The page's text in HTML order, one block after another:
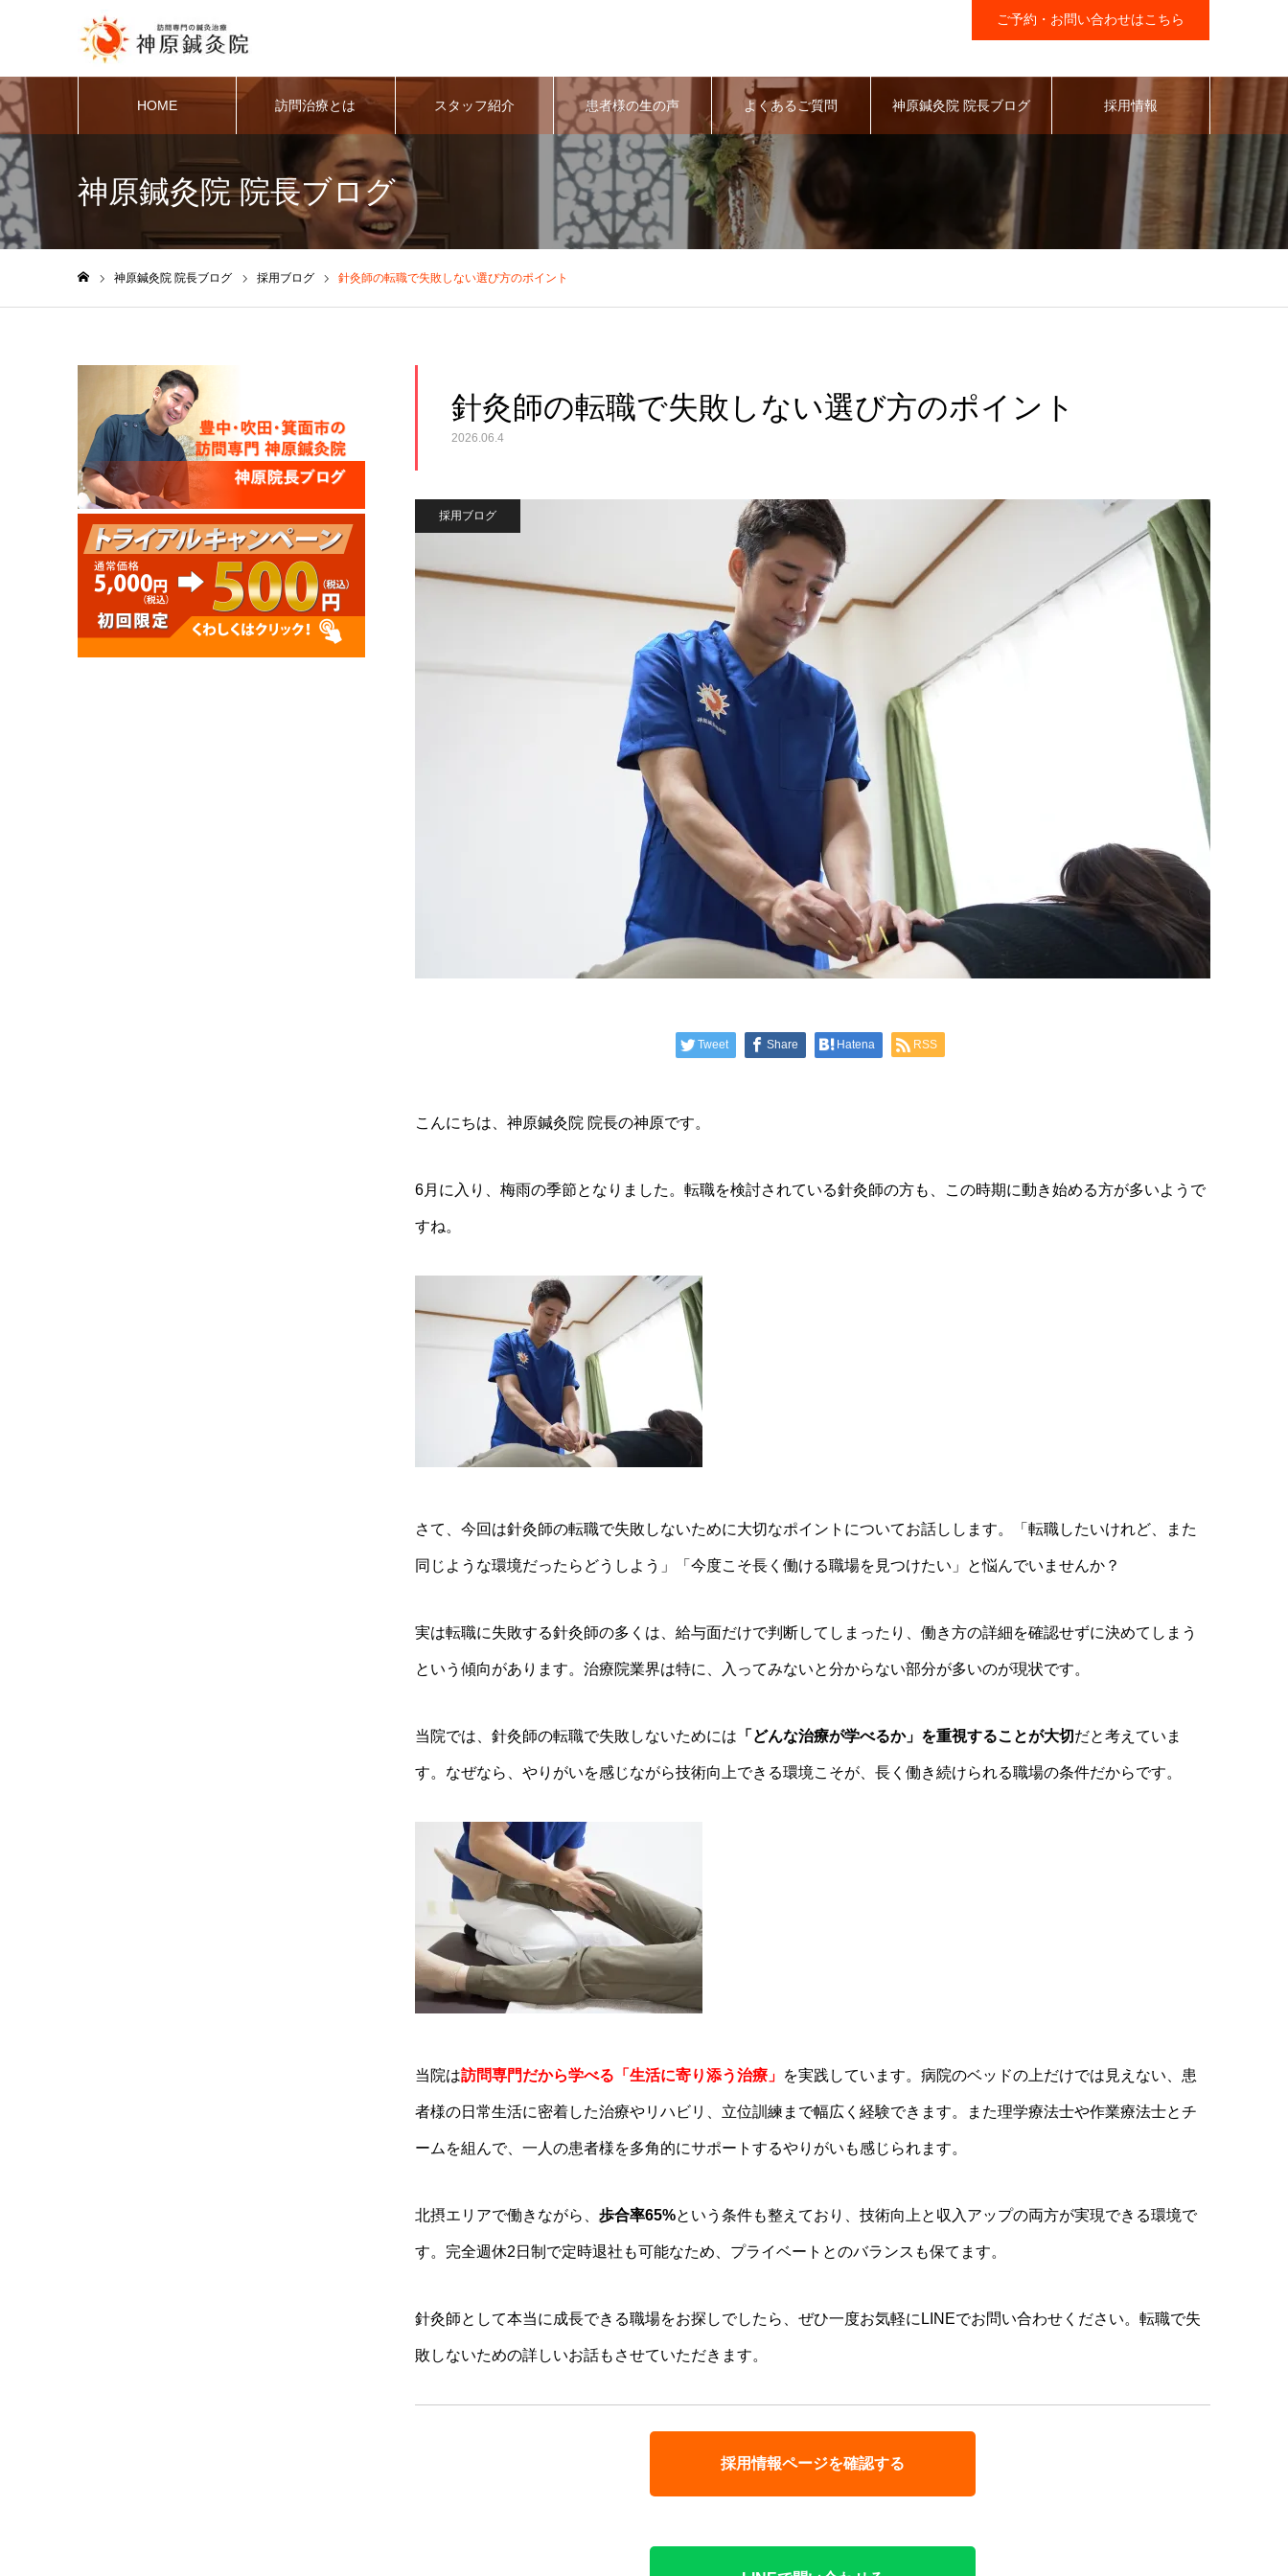
ご予約・お問い合わせはこちら
HOME 訪問治療とは スタッフ紹介 患者様の生の声 よくあるご質問 神原鍼灸院 院長ブログ 採用情報
神原鍼灸院 院長ブログ
神原鍼灸院 院長ブログ 採用ブログ 針灸師の転職で失敗しない選び方のポイント
針灸師の転職で失敗しない選び方のポイント
2026.06.4
採用ブログ
Tweet Share Hatena RSS
こんにちは、神原鍼灸院 院長の神原です。
6月に入り、梅雨の季節となりました。転職を検討されている針灸師の方も、この時期に動き始める方が多いようで
すね。
さて、今回は針灸師の転職で失敗しないために大切なポイントについてお話しします。「転職したいけれど、また
同じような環境だったらどうしよう」「今度こそ長く働ける職場を見つけたい」と悩んでいませんか？
実は転職に失敗する針灸師の多くは、給与面だけで判断してしまったり、働き方の詳細を確認せずに決めてしまう
という傾向があります。治療院業界は特に、入ってみないと分からない部分が多いのが現状です。
当院では、針灸師の転職で失敗しないためには 「どんな治療が学べるか」を重視することが大切だと考えていま
す。なぜなら、やりがいを感じながら技術向上できる環境こそが、長く働き続けられる職場の条件だからです。
当院は訪問専門だから学べる「生活に寄り添う治療」 を実践しています。病院のベッドの上だけでは見えない、患
者様の日常生活に密着した治療やリハビリ、立位訓練まで幅広く経験できます。また理学療法士や作業療法士とチ
ームを組んで、一人の患者様を多角的にサポートするやりがいも感じられます。
北摂エリアで働きながら、 歩合率65%という条件も整えており、技術向上と収入アップの両方が実現できる環境で
す。完全週休2日制で定時退社も可能なため、プライベートとのバランスも保てます。
針灸師として本当に成長できる職場をお探しでしたら、ぜひ一度お気軽にLINEでお問い合わせください。転職で失
敗しないための詳しいお話もさせていただきます。
採用情報ページを確認する